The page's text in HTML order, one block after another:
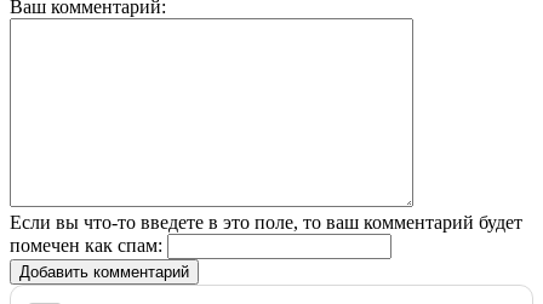
Ваш комментарий:
Если вы что-то введете в это поле, то ваш комментарий будет
помечен как спам:
Добавить комментарий